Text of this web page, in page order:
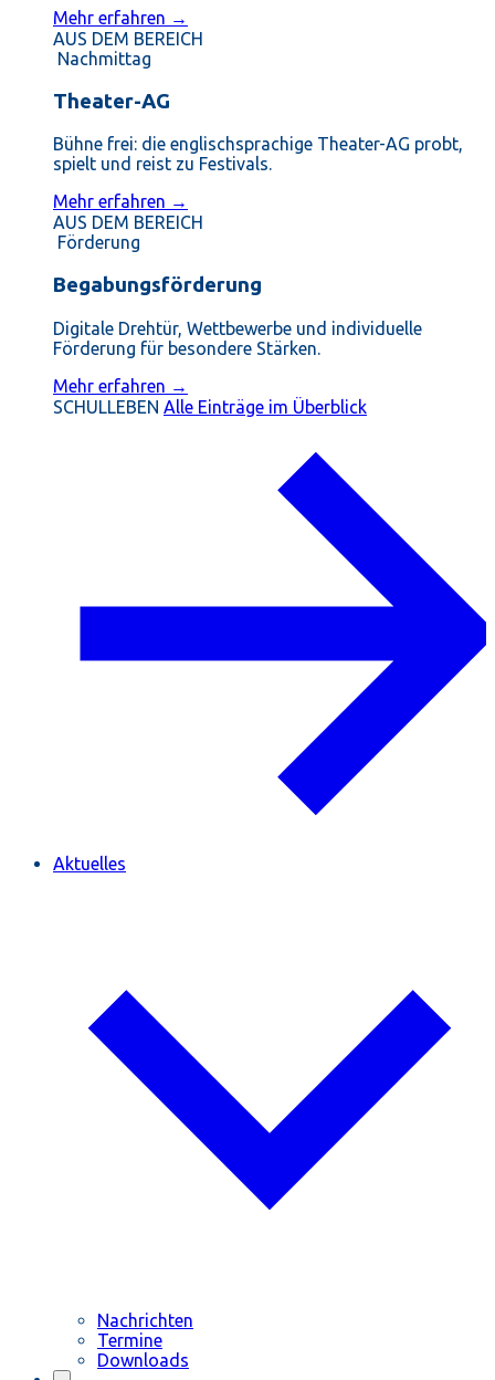
Mehr erfahren →
AUS DEM BEREICH
Nachmittag
Theater-AG
Bühne frei: die englischsprachige Theater-AG probt,
spielt und reist zu Festivals.
Mehr erfahren →
AUS DEM BEREICH
Förderung
Begabungsförderung
Digitale Drehtür, Wettbewerbe und individuelle
Förderung für besondere Stärken.
Mehr erfahren →
SCHULLEBEN Alle Einträge im Überblick
Aktuelles
Nachrichten
Termine
Downloads